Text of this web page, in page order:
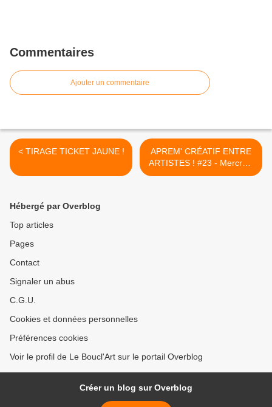
Commentaires
Ajouter un commentaire
< TIRAGE TICKET JAUNE !
APREM' CRÉATIF ENTRE
ARTISTES ! #23 - Mercredi
28 Septembre 2016 à partir
Hébergé par Overblog
Top articles
Pages
Contact
Signaler un abus
C.G.U.
Cookies et données personnelles
Préférences cookies
Voir le profil de Le Boucl'Art sur le portail Overblog
Créer un blog sur Overblog